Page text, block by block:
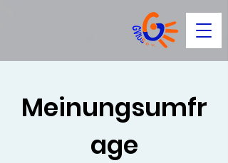
Meinungsumfr
age